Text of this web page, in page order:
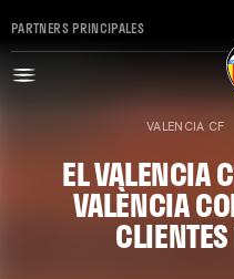
PARTNERS PRINCIPALES
VALENCIA CF
EL VALENCIA
VALÈNCIA